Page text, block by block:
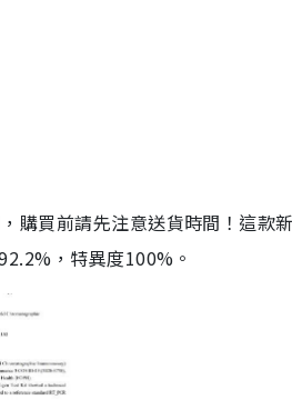
購買前請先注意送貨時間！這款
，特異度100%。